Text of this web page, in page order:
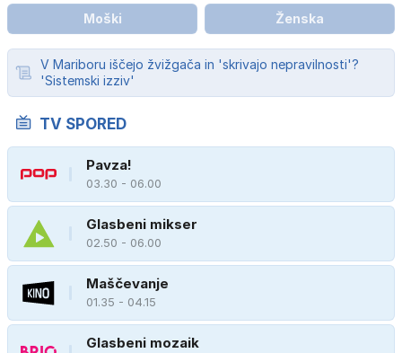
Moški Ženska
V Mariboru iščejo žvižgača in 'skrivajo nepravilnosti'?
'Sistemski izziv'
TV SPORED
Pavza!
03.30 - 06.00
Glasbeni mikser
02.50 - 06.00
Maščevanje
01.35 - 04.15
Glasbeni mozaik